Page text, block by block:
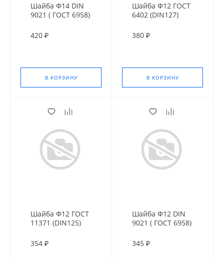
Шайба Ф14 DIN
9021 ( ГОСТ 6958)
420 ₽
В КОРЗИНУ
Шайба Ф12 ГОСТ
6402 (DIN127)
380 ₽
В КОРЗИНУ
Шайба Ф12 ГОСТ
11371 (DIN125)
354 ₽
Шайба Ф12 DIN
9021 ( ГОСТ 6958)
345 ₽